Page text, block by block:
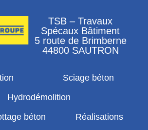
TSB – Travaux
Spécaux Bâtiment
5 route de Brimberne
44800 SAUTRON
Sciage béton
Hydrodémolition
béton
Réalisations